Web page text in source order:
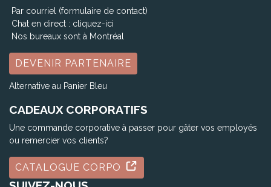
Par courriel (formulaire de contact)
Chat en direct : cliquez-ici
Nos bureaux sont à Montréal
DEVENIR PARTENAIRE
Alternative au Panier Bleu
CADEAUX CORPORATIFS
Une commande corporative à passer pour gâter vos employés
ou remercier vos clients?
CATALOGUE CORPO